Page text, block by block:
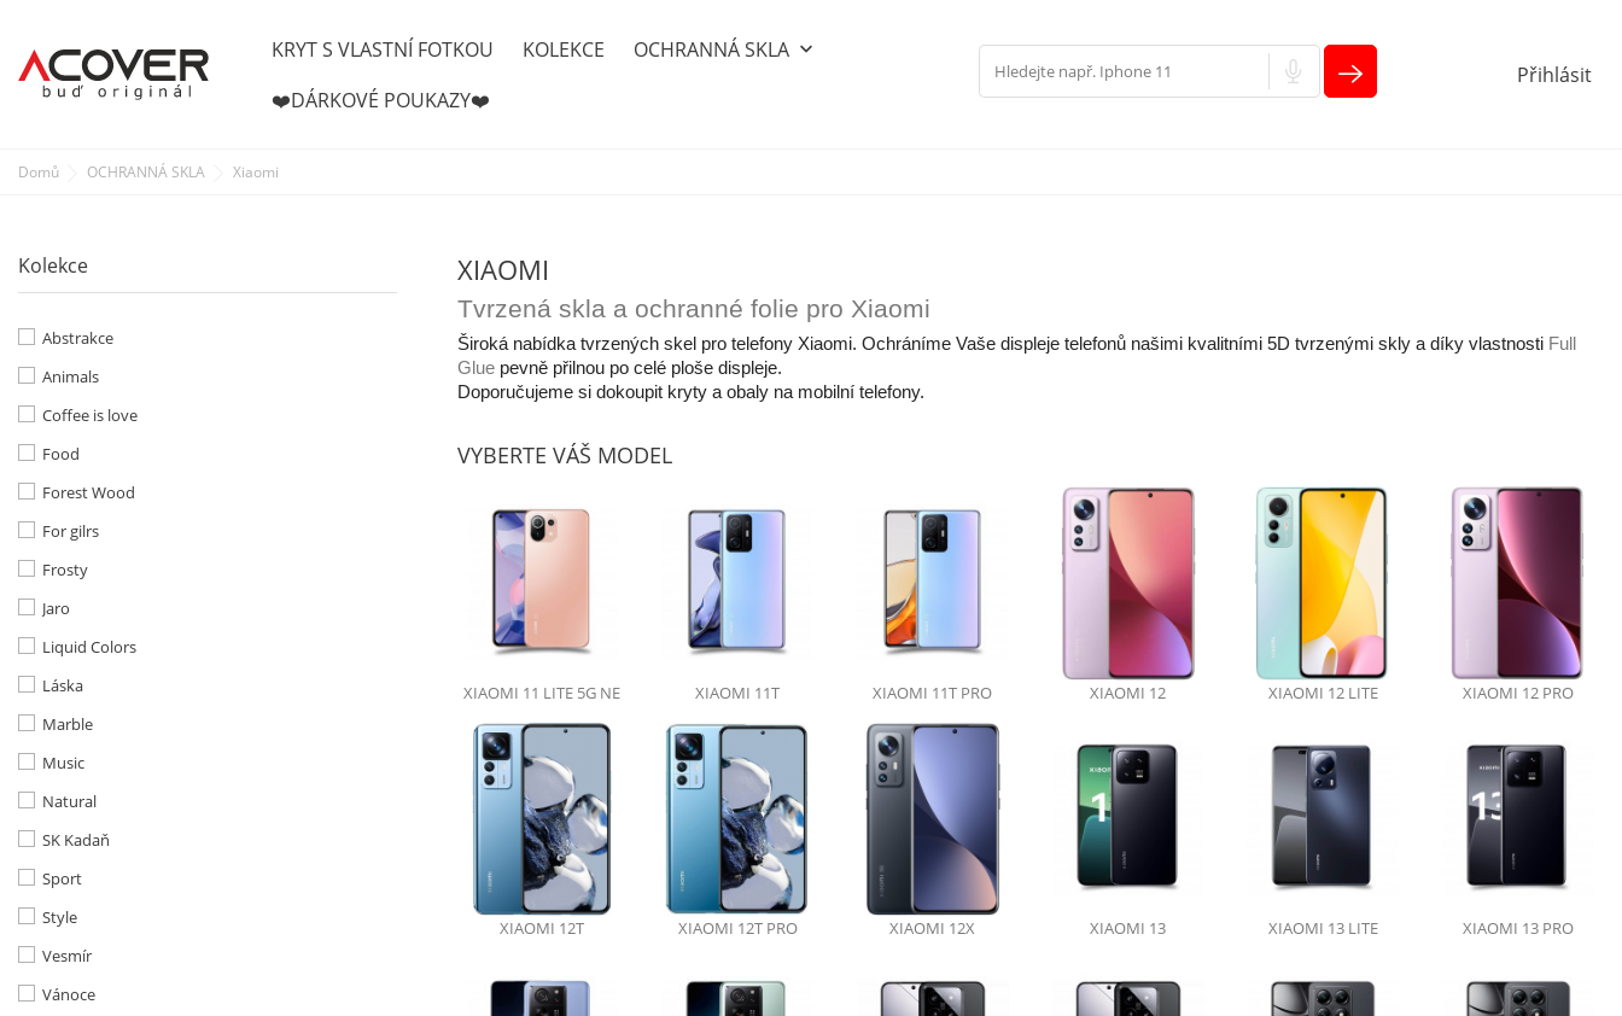
KRYT S VLASTNÍ FOTKOU KOLEKCE OCHRANNÁ SKLA keyboard_arrow_down
❤️DÁRKOVÉ POUKAZY❤️
Přihlásit
Domů OCHRANNÁ SKLA Xiaomi
Kolekce
Abstrakce
Animals
Coffee is love
Food
Forest Wood
For gilrs
Frosty
Jaro
Liquid Colors
Láska
Marble
Music
Natural
SK Kadaň
Sport
Style
Vesmír
Vánoce
Skvělý dárek!
Kryt na telefon
XIAOMI
Tvrzená skla a ochranné folie pro Xiaomi
Široká nabídka tvrzených skel pro telefony Xiaomi. Ochráníme Vaše displeje telefonů našimi kvalitními 5D tvrzenými skly a díky vlastnosti Full
Gluepevně přilnou po celé ploše displeje.
Doporučujeme si dokoupit kryty a obaly na mobilní telefony.
VYBERTE VÁŠ MODEL
XIAOMI 11 LITE 5G NE XIAOMI 11T XIAOMI 11T PRO XIAOMI 12 XIAOMI 12 LITE XIAOMI 12 PRO
XIAOMI 12T XIAOMI 12T PRO XIAOMI 12X XIAOMI 13 XIAOMI 13 LITE XIAOMI 13 PRO